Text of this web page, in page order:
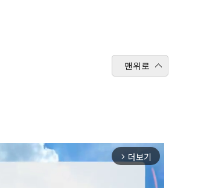
맨위로
arrow_forward_ios 더보기